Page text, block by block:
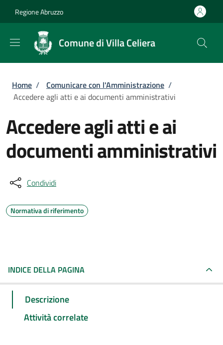
Regione Abruzzo
Comune di Villa Celiera
Briciole di pane
Home / Comunicare con l'Amministrazione /
Accedere agli atti e ai documenti amministrativi
Accedere agli atti e ai
documenti amministrativi
Condividi
Normativa di riferimento
INDICE DELLA PAGINA
Descrizione
Attività correlate